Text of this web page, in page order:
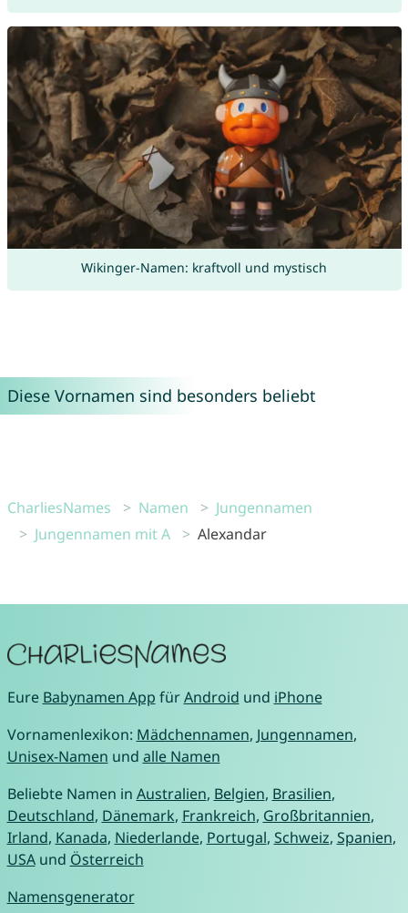
Wikinger-Namen: kraftvoll und mystisch
Diese Vornamen sind besonders beliebt
CharliesNames Namen
Jungennamen
Jungennamen mit A
Alexandar
Eure Babynamen App fürAndroid und iPhone
Vornamenlexikon: Mädchennamen, Jungennamen,
Unisex-Namen und alle Namen
Beliebte Namen in Australien, Belgien, Brasilien,
Deutschland, Dänemark, Frankreich, Großbritannien,
Irland, Kanada, Niederlande, Portugal, Schweiz, Spanien,
USAund Österreich
Namensgenerator